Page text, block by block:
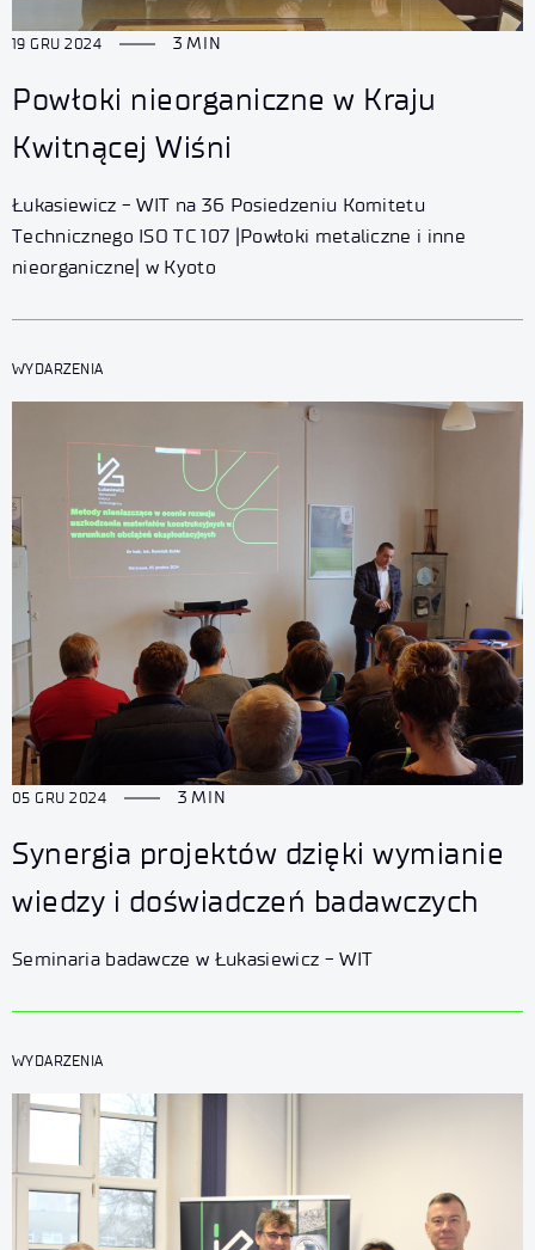
19 GRU 2024 3 MIN
Powłoki nieorganiczne w Kraju
Kwitnącej Wiśni
Łukasiewicz - WIT na 36 Posiedzeniu Komitetu
Technicznego ISO TC 107 |Powłoki metaliczne i inne
nieorganiczne| w Kyoto
WYDARZENIA
05 GRU 2024 3 MIN
Synergia projektów dzięki wymianie
wiedzy i doświadczeń badawczych
Seminaria badawcze w Łukasiewicz - WIT
WYDARZENIA